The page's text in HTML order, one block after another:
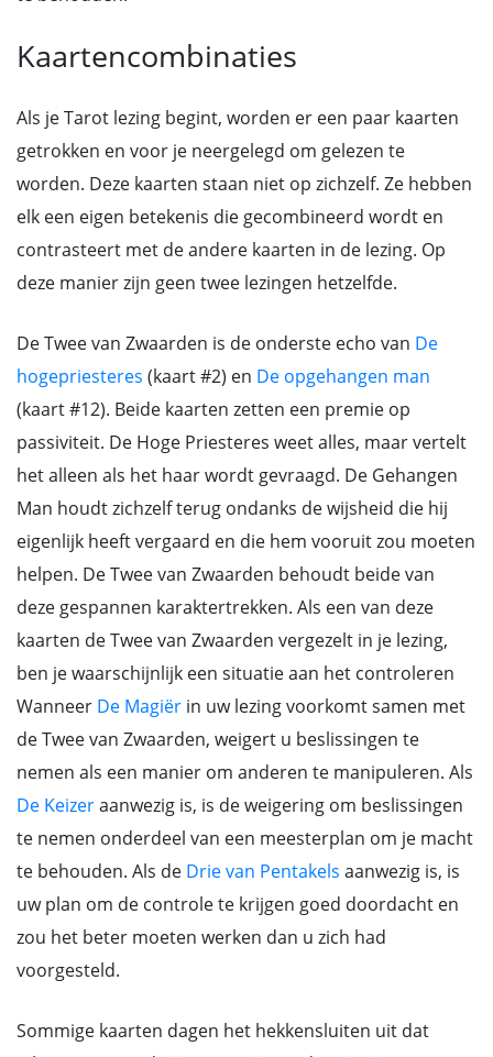
Kaartencombinaties
Als je Tarot lezing begint, worden er een paar kaarten
getrokken en voor je neergelegd om gelezen te
worden. Deze kaarten staan niet op zichzelf. Ze hebben
elk een eigen betekenis die gecombineerd wordt en
contrasteert met de andere kaarten in de lezing. Op
deze manier zijn geen twee lezingen hetzelfde.
De Twee van Zwaarden is de onderste echo van De
hogepriesteres (kaart #2) en De opgehangen man
(kaart #12). Beide kaarten zetten een premie op
passiviteit. De Hoge Priesteres weet alles, maar vertelt
het alleen als het haar wordt gevraagd. De Gehangen
Man houdt zichzelf terug ondanks de wijsheid die hij
eigenlijk heeft vergaard en die hem vooruit zou moeten
helpen. De Twee van Zwaarden behoudt beide van
deze gespannen karaktertrekken. Als een van deze
kaarten de Twee van Zwaarden vergezelt in je lezing,
ben je waarschijnlijk een situatie aan het controleren
Wanneer De Magiër in uw lezing voorkomt samen met
de Twee van Zwaarden, weigert u beslissingen te
nemen als een manier om anderen te manipuleren. Als
De Keizeraanwezig is, is de weigering om beslissingen
te nemen onderdeel van een meesterplan om je macht
te behouden. Als de Drie van Pentakels aanwezig is, is
uw plan om de controle te krijgen goed doordacht en
zou het beter moeten werken dan u zich had
voorgesteld.
Sommige kaarten dagen het hekkensluiten uit dat